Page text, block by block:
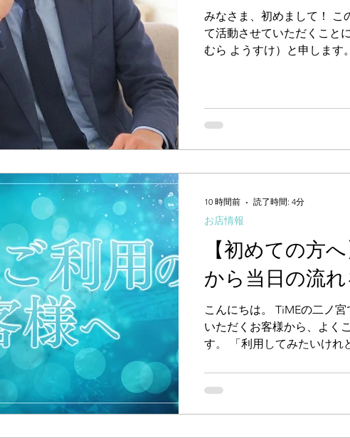
みなさま、初めまして！ こ
て活動させていただくこと
むら ようすけ）と申します
仕事をしてまいりました。
強く感じたのは、「お身体
や日々のストレスと深く結
ことで不安があるけれど、
い」 そんな思いを抱えてい
い、心からリラックスでき
いから、TiMEのセラピスト
した。 ■ 私が大切にしてい
着たまま行うソフトな骨格
て丁寧なカウンセリングが
んですが、
【初めての方
から当日の流
こんにちは。 TiMEの二ノ
いただくお客様から、よく
す。 「利用してみたいけれ
んでも大丈夫なのかな…」
際、「何が起こるか分から
気がいりますし、大きな不
お店情報
10 時間前 読了時間: 4分